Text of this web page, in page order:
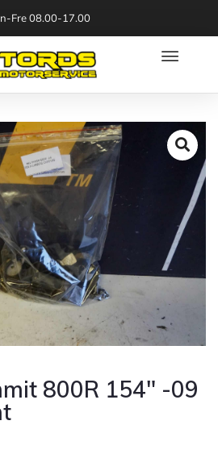
Fre 08.00-17.00
800R 154″ -09